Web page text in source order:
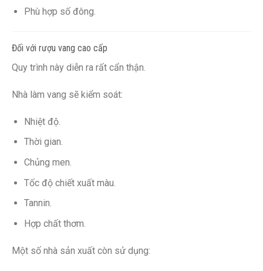
Phù hợp số đông.
Đối với rượu vang cao cấp
Quy trình này diễn ra rất cẩn thận.
Nhà làm vang sẽ kiểm soát:
Nhiệt độ.
Thời gian.
Chủng men.
Tốc độ chiết xuất màu.
Tannin.
Hợp chất thơm.
Một số nhà sản xuất còn sử dụng: